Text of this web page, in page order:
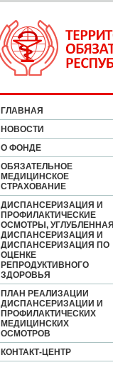
ГЛАВНАЯ
НОВОСТИ
О ФОНДЕ
ОБЯЗАТЕЛЬНОЕ
МЕДИЦИНСКОЕ
СТРАХОВАНИЕ
ДИСПАНСЕРИЗАЦИЯ И
ПРОФИЛАКТИЧЕСКИЕ
ОСМОТРЫ, УГЛУБЛЕННАЯ
ДИСПАНСЕРИЗАЦИЯ И
ДИСПАНСЕРИЗАЦИЯ ПО
ОЦЕНКЕ
РЕПРОДУКТИВНОГО
ЗДОРОВЬЯ
ПЛАН РЕАЛИЗАЦИИ
ДИСПАНСЕРИЗАЦИИ И
ПРОФИЛАКТИЧЕСКИХ
МЕДИЦИНСКИХ
ОСМОТРОВ
КОНТАКТ-ЦЕНТР